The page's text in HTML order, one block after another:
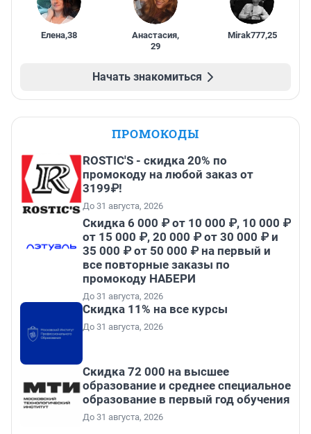
Елена,38 Анастасия,
29
Mirak777,25
Начать знакомиться
ПРОМОКОДЫ
ROSTIC'S - скидка 20% по
промокоду на любой заказ от
3199₽!
До 31 августа, 2026
Скидка 6 000 ₽ от 10 000 ₽, 10 000 ₽
от 15 000 ₽, 20 000 ₽ от 30 000 ₽ и
35 000 ₽ от 50 000 ₽ на первый и
все повторные заказы по
промокоду НАБЕРИ
До 31 августа, 2026
Скидка 11% на все курсы
До 31 августа, 2026
Скидка 72 000 на высшее
образование и среднее специальное
образование в первый год обучения
До 31 августа, 2026